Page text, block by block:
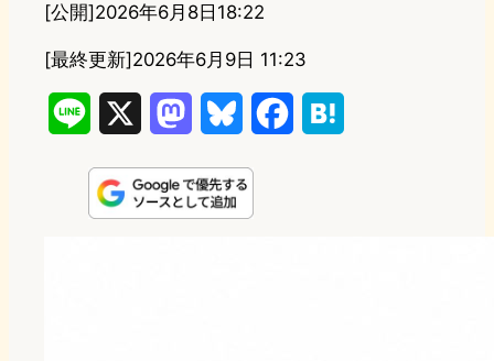
[公開]2026年6月8日18:22
[最終更新]2026年6月9日 11:23
n
s
u